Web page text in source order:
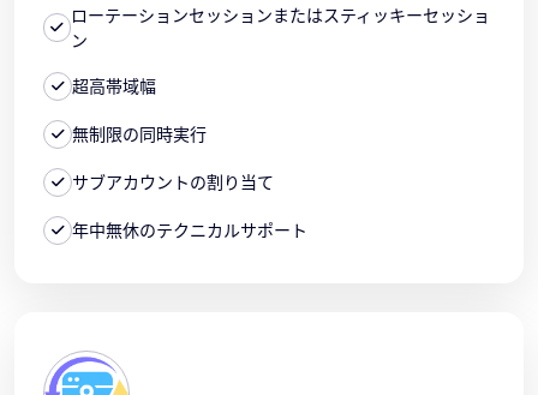
ローテーションセッションまたはスティッキーセッショ
ン
超高帯域幅
無制限の同時実行
サブアカウントの割り当て
年中無休のテクニカルサポート